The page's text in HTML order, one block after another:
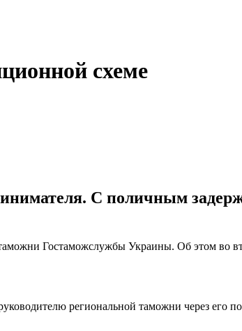
схеме
С поличным
Гостаможслужбы Украины. Об этом во
региональной таможни через его